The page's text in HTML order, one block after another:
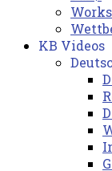
KB Videos